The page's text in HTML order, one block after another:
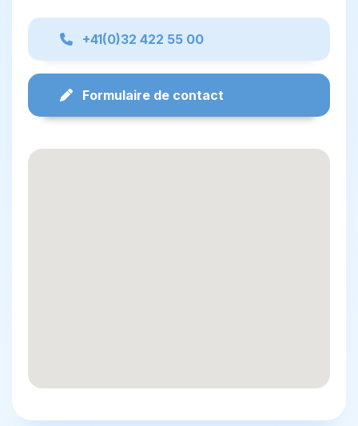
+41(0)32 422 55 00
Formulaire de contact